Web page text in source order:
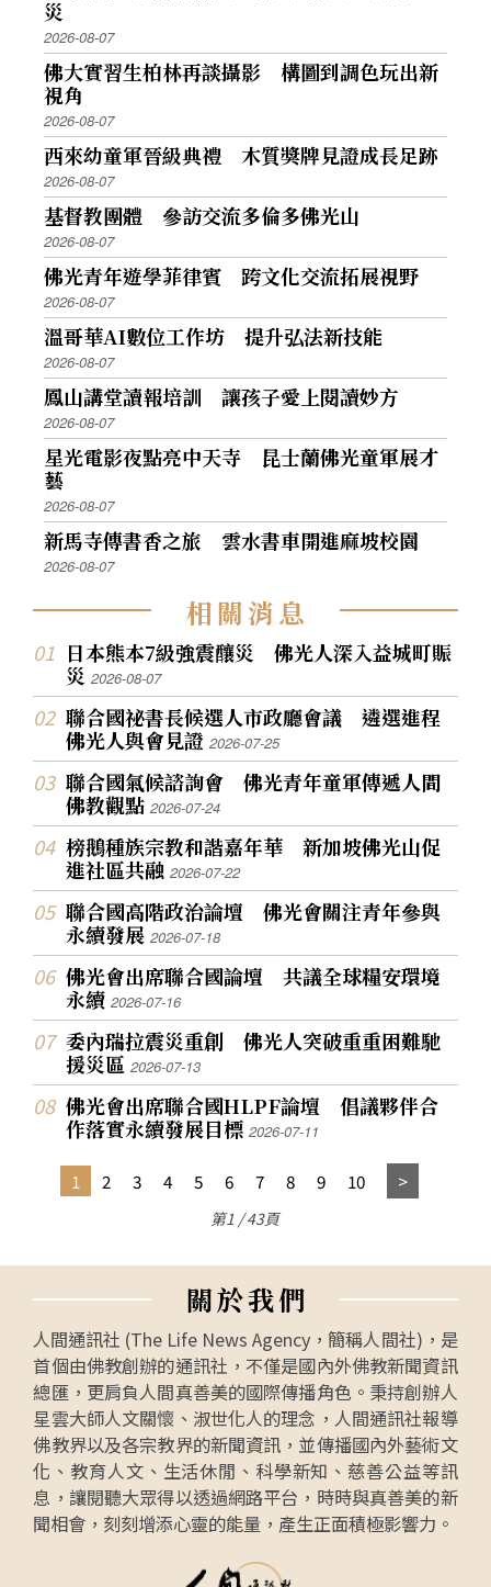
災
2026-08-07
佛大實習生柏林再談攝影 構圖到調色玩出新
視角
2026-08-07
西來幼童軍晉級典禮 木質獎牌見證成長足跡
2026-08-07
基督教團體 參訪交流多倫多佛光山
2026-08-07
佛光青年遊學菲律賓 跨文化交流拓展視野
2026-08-07
溫哥華AI數位工作坊 提升弘法新技能
2026-08-07
鳳山講堂讀報培訓 讓孩子愛上閱讀妙方
2026-08-07
星光電影夜點亮中天寺 昆士蘭佛光童軍展才
藝
2026-08-07
新馬寺傳書香之旅 雲水書車開進麻坡校園
2026-08-07
相關消息
日本熊本7級強震釀災 佛光人深入益城町賑
災2026-08-07
聯合國祕書長候選人市政廳會議 遴選進程
佛光人與會見證2026-07-25
聯合國氣候諮詢會 佛光青年童軍傳遞人間
佛教觀點2026-07-24
榜鵝種族宗教和諧嘉年華 新加坡佛光山促
進社區共融2026-07-22
聯合國高階政治論壇 佛光會關注青年參與
永續發展2026-07-18
佛光會出席聯合國論壇 共議全球糧安環境
永續2026-07-16
委內瑞拉震災重創 佛光人突破重重困難馳
援災區2026-07-13
佛光會出席聯合國HLPF論壇 倡議夥伴合
作落實永續發展目標2026-07-11
1 2 3 4 5 6 7 8 9 10
第1 / 43頁
關於我們
人間通訊社 (The Life News Agency，簡稱人間社)，是
首個由佛教創辦的通訊社，不僅是國內外佛教新聞資訊
總匯，更肩負人間真善美的國際傳播角色。秉持創辦人
星雲大師人文關懷、淑世化人的理念，人間通訊社報導
佛教界以及各宗教界的新聞資訊，並傳播國內外藝術文
化、教育人文、生活休閒、科學新知、慈善公益等訊
息，讓閱聽大眾得以透過網路平台，時時與真善美的新
聞相會，刻刻增添心靈的能量，產生正面積極影響力。